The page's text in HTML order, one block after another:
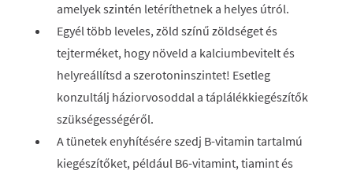
amelyek szintén letéríthetnek a helyes útról.
Egyél több leveles, zöld színű zöldséget és
tejterméket, hogy növeld a kalciumbevitelt és
helyreállítsd a szerotoninszintet! Esetleg
konzultálj háziorvosoddal a táplálékkiegészítők
szükségességéről.
A tünetek enyhítésére szedj B-vitamin tartalmú
kiegészítőket, például B6-vitamint, tiamint és